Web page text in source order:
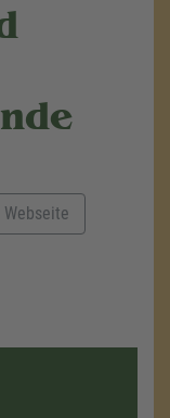
Webseite